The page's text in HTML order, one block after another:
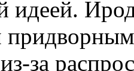
идеей.
за